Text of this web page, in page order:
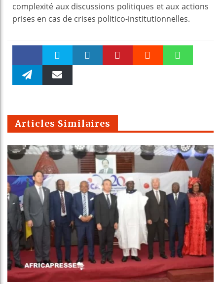
complexité aux discussions politiques et aux actions
prises en cas de crises politico-institutionnelles.
Faceboo Twitter
m
Articles Similaires